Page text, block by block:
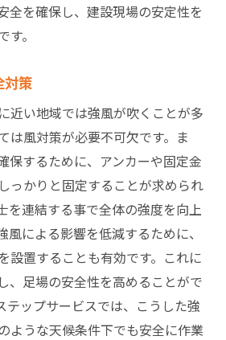
全を確保し、建設現場の安定性を
。
対策
近い地域では強風が吹くことが多
は風対策が必要不可欠です。ま
保するために、アンカーや固定金
っかりと固定することが求められ
を連結する事で全体の強度を向上
風による影響を低減するために、
設置することも有効です。これに
、足場の安全性を高めることがで
テップサービスでは、こうした強
ような天候条件下でも安全に作業